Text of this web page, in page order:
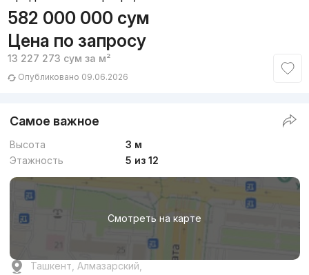
582 000 000 сум
Цена по запросу
13 227 273 сум за м²
Опубликовано 09.06.2026
Самое важное
Высота
3 м
Этажность
5 из 12
Смотреть на карте
Ташкент, Алмазарский,